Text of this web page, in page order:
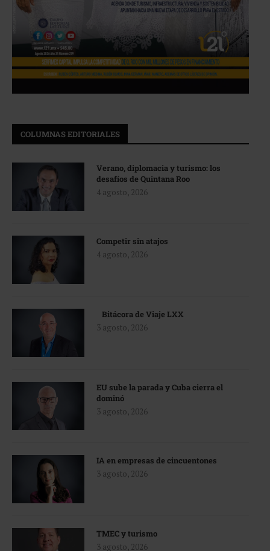
COLUMNAS EDITORIALES
Verano, diplomacia y turismo: los
desafíos de Quintana Roo
4 agosto, 2026
Competir sin atajos
4 agosto, 2026
Bitácora de Viaje LXX
3 agosto, 2026
EU sube la parada y Cuba cierra el
dominó
3 agosto, 2026
IA en empresas de cincuentones
3 agosto, 2026
TMEC y turismo
3 agosto, 2026